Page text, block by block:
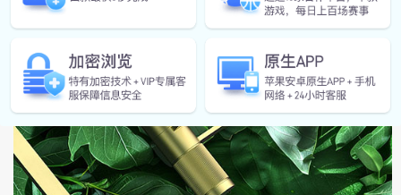
帝朗始终秉持“精致生活，帝朗卫浴”的品牌内涵，在产品设计上，不断开发新
件选用上，始终坚持采用优质或进口材料制造，以匹配高品质生活，在细节处
理上，帝朗以人性化、安全为首要设计准则，产品一如量身定制。帝朗卫浴，